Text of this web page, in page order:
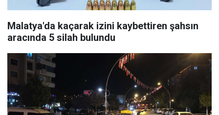
Malatya'da kaçarak izini kaybettiren şahsın
aracında 5 silah bulundu